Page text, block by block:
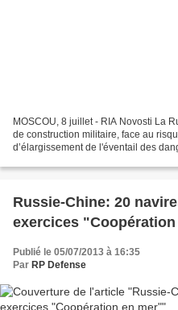
MOSCOU, 8 juillet - RIA Novosti La
de construction militaire, face au
d’élargissement de l'éventail des
Russie-Chine: 20
exercices
Publié le 05/07/2013 à 16:35
Par RP Defense